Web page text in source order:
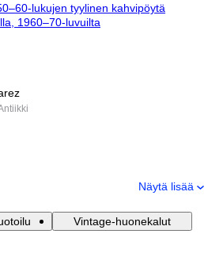
lukujen tyylinen kahvipöytä
1960–70-luvuilta
Näytä lisää
Vintage-huonekalut